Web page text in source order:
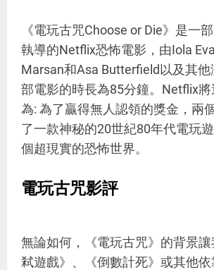
《電玩古咒Choose or Die》是一
執導的Netflix恐怖電影，由Iola
Marsan和Asa Butterfield以及其他
部電影的時長為85分鐘。Netflix
為: 為了贏得無人認領的獎金，兩
了一款神秘的20世紀80年代電玩
個超現實的恐怖世界。
電玩古咒影評
無論如何，《電玩古咒》的背景
弒遊戲》、《倒數計死》或其他